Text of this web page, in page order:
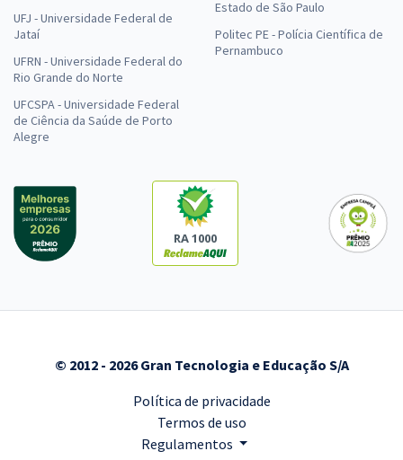
UFJ - Universidade Federal de
Jataí
UFRN - Universidade Federal do
Rio Grande do Norte
UFCSPA - Universidade Federal
de Ciência da Saúde de Porto
Alegre
Estado de São Paulo
Politec PE - Polícia Científica de
Pernambuco
RA 1000
© 2012 - 2026 Gran Tecnologia e Educação S/A
Política de privacidade
Termos de uso
Regulamentos